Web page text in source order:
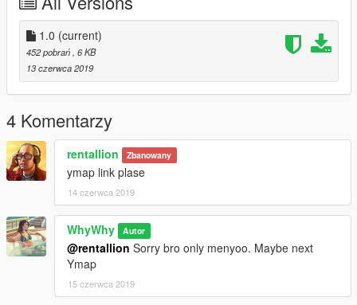
1.0 (current)
452 pobrań, 6 KB
13 czerwca 2019
4 Komentarzy
rentallion Zbanowany
ymap link plase
14 czerwca 2019
WhyWhy Autor
@rentallion Sorry bro only menyoo. Maybe next
Ymap
15 czerwca 2019